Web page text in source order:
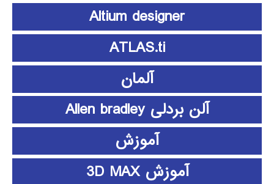
Altium designer
ATLAS.ti
آلمان
آلن بردلی Allen bradley
آموزش
آموزش 3D MAX